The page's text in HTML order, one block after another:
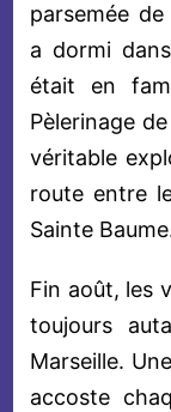
parsemée
a dormi
était en
Pèlerinage
véritable
route entre
Sainte
Fin août, les
toujours
Marseille.
accoste